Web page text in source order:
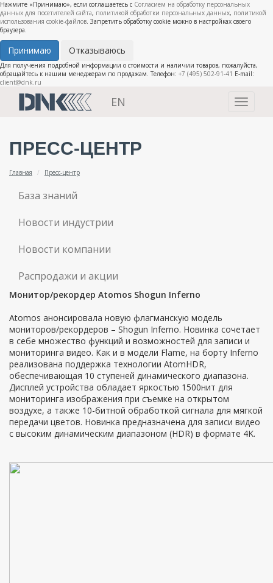
Нажмите «Принимаю», если соглашаетесь с Согласием на обработку персональных
данных для посетителей сайта, политикой обработки персональных данных, политикой
использования cookie-файлов. Запретить обработку cookie можно в настройках своего
браузера.
Принимаю Отказываюсь
Для получения подробной информации о стоимости и наличии товаров, пожалуйста,
обращайтесь к нашим менеджерам по продажам. Телефон: +7 (495) 502-91-41 E-mail:
client@dnk.ru
Toggle
EN
ПРЕСС-ЦЕНТР
Главная Пресс-центр
База знаний
Новости индустрии
Новости компании
Распродажи и акции
Монитор/рекордер Atomos Shogun Inferno
Atomos анонсировала новую флагманскую модель
мониторов/рекордеров – Shogun Inferno. Новинка сочетает
в себе множество функций и возможностей для записи и
мониторинга видео. Как и в модели Flame, на борту Inferno
реализована поддержка технологии AtomHDR,
обеспечивающая 10 ступеней динамического диапазона.
Дисплей устройства обладает яркостью 1500нит для
мониторинга изображения при съемке на открытом
воздухе, а также 10-битной обработкой сигнала для мягкой
передачи цветов. Новинка предназначена для записи видео
с высоким динамическим диапазоном (HDR) в формате 4K.